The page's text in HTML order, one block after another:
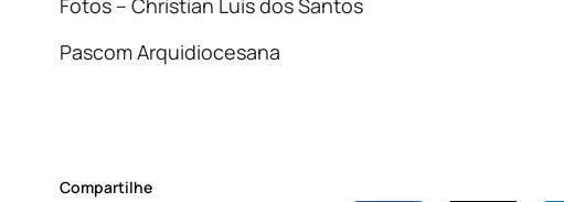
Fotos – Christian Luis dos Santos
Pascom Arquidiocesana
Compartilhe